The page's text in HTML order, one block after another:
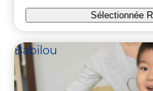
Sélectionnée
Babilou